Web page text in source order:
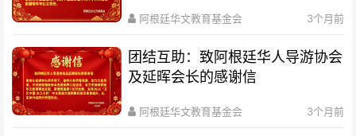
阿根廷华文教育基金会 3个月前
团结互助：致阿根廷华人导游协会
及延晖会长的感谢信
阿根廷华文教育基金会 3个月前